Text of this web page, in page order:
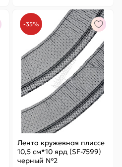
-35%
Лента кружевная плиссе
10,5 см*10 ярд (SF-7599)
черный №2